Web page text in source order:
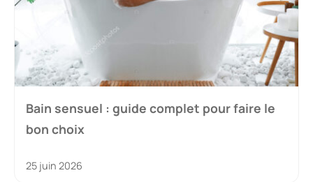
Bain sensuel : guide complet pour faire le
bon choix
25 juin 2026